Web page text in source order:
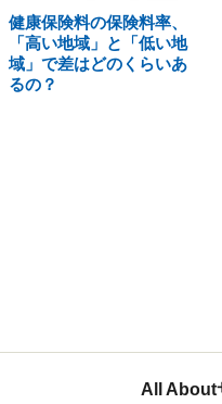
健康保険料の保険料率、
「高い地域」と「低い地
域」で差はどのくらいあ
るの？
All About